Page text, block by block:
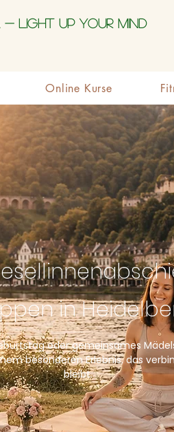
Online Kurse
in
oder gemeinsames
besonderen Erlebnis, das
bleibt.
- Light up your mind